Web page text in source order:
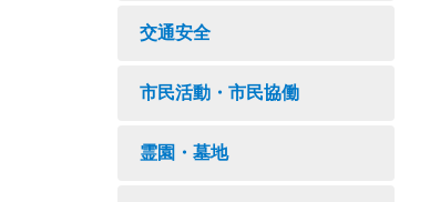
交通安全
市民活動・市民協働
霊園・墓地